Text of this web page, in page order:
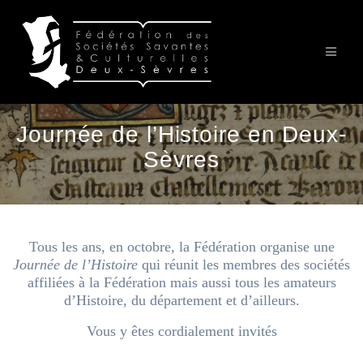
au
contenu
Journée de l’Histoire en Deux-
Sèvres
Tous les ans, en octobre, la Fédération organise une
Journée de l’Histoire qui réunit les membres des sociétés
affiliées à la Fédération mais aussi tous les amateurs
d’Histoire, du département et d’ailleurs.
Vous y êtes cordialement invités